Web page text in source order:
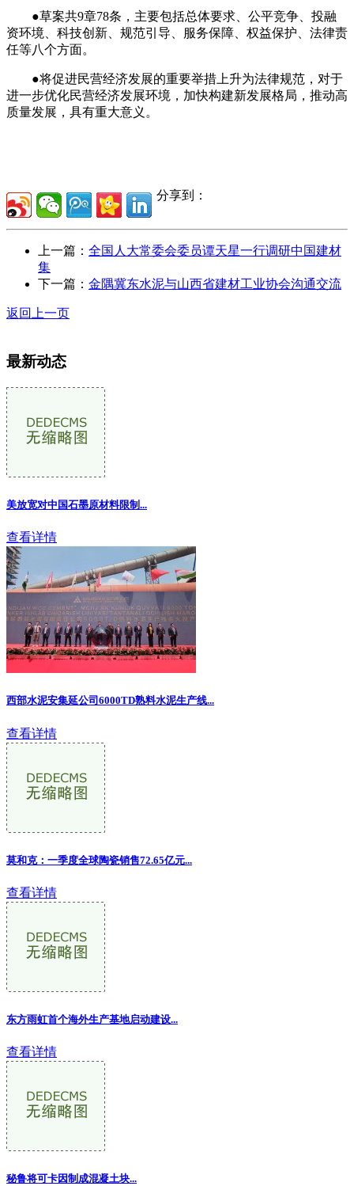
●草案共9章78条，主要包括总体要求、公平竞争、投融
资环境、科技创新、规范引导、服务保障、权益保护、法律责
任等八个方面。
●将促进民营经济发展的重要举措上升为法律规范，对于
进一步优化民营经济发展环境，加快构建新发展格局，推动高
质量发展，具有重大意义。
分享到：
上一篇： 全国人大常委会委员谭天星一行调研中国建材
集
下一篇： 金隅冀东水泥与山西省建材工业协会沟通交流
返回上一页
最新动态
美放宽对中国石墨原材料限制 ...
查看详情
西部水泥安集延公司6000TD熟料水泥生产线...
查看详情
莫和克：一季度全球陶瓷销售72.65亿元...
查看详情
东方雨虹首个海外生产基地启动建设...
查看详情
秘鲁将可卡因制成混凝土块...